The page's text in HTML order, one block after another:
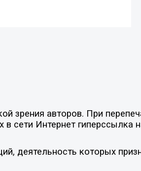
зрения авторов. При
сети Интернет гиперссылка
деятельность которых